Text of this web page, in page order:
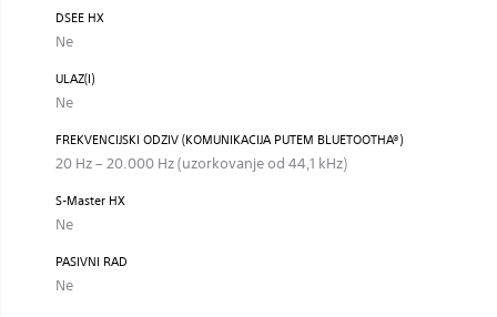
DSEE HX
Ne
ULAZ(I)
Ne
FREKVENCIJSKI ODZIV (KOMUNIKACIJA PUTEM BLUETOOTHA®)
20 Hz – 20.000 Hz (uzorkovanje od 44,1 kHz)
S-Master HX
Ne
PASIVNI RAD
Ne